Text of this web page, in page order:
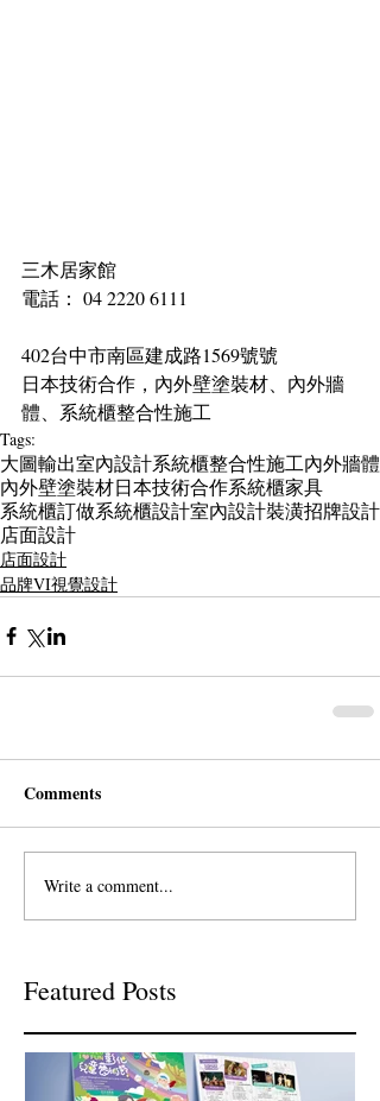
三木居家館
電話： 04 2220 6111
402台中市南區建成路1569號號
日本技術合作，內外壁塗裝材、內外牆
體、系統櫃整合性施工
Tags:
大圖輸出室內設計系統櫃整合性施工內外牆體
內外壁塗裝材日本技術合作系統櫃家具
系統櫃訂做系統櫃設計室內設計裝潢招牌設計
店面設計
店面設計
品牌VI視覺設計
Comments
Write a comment...
Featured Posts